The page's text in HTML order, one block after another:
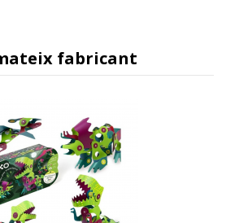
fabricant